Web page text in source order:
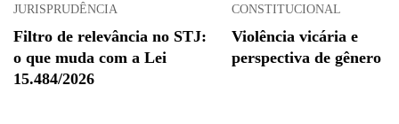
JURISPRUDÊNCIA
Filtro de relevância no STJ:
o que muda com a Lei
15.484/2026
CONSTITUCIONAL
Violência vicária e
perspectiva de gênero